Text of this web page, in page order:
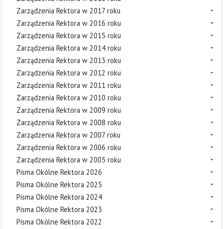
Zarządzenia Rektora w 2017 roku
Zarządzenia Rektora w 2016 roku
Zarządzenia Rektora w 2015 roku
Zarządzenia Rektora w 2014 roku
Zarządzenia Rektora w 2013 roku
Zarządzenia Rektora w 2012 roku
Zarządzenia Rektora w 2011 roku
Zarządzenia Rektora w 2010 roku
Zarządzenia Rektora w 2009 roku
Zarządzenia Rektora w 2008 roku
Zarządzenia Rektora w 2007 roku
Zarządzenia Rektora w 2006 roku
Zarządzenia Rektora w 2005 roku
Pisma Okólne Rektora 2026
Pisma Okólne Rektora 2025
Pisma Okólne Rektora 2024
Pisma Okólne Rektora 2023
Pisma Okólne Rektora 2022